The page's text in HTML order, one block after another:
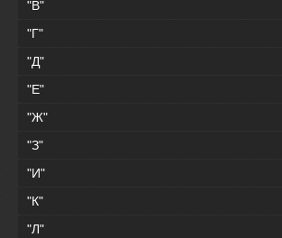
"В"
"Г"
"Д"
"Е"
"Ж"
"З"
"И"
"К"
"Л"